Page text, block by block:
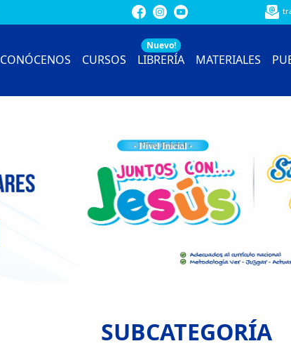
CONÓCENOS CURSOS LIBRERÍA
Nuevo!
MATERIALES
SUBCATEGORÍA